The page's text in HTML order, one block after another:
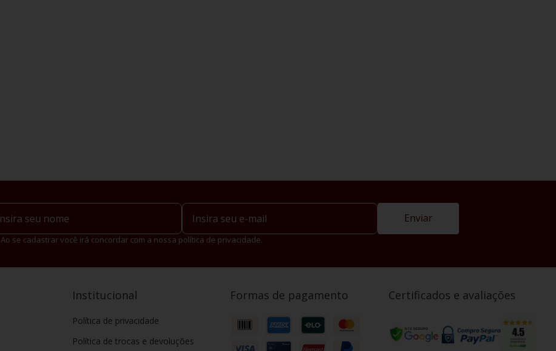
Enviar
Ao se cadastrar você irá concordar com a nossa política de privacidade.
Institucional
Política de privacidade
Política de trocas e devoluções
Formas de pagamento Certificados e avaliações